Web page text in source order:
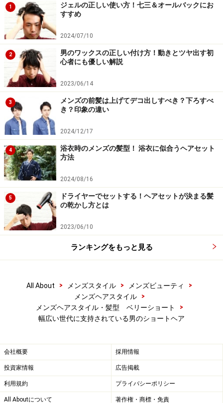
1
ジェルの正しい使い方！七三＆オールバックにお
すすめ
2024/07/10
2
男のワックスの正しい付け方！動きとツヤ出す初
心者にも優しい解説
2023/06/14
3
メンズの前髪は上げてデコ出しすべき？下ろすべ
き？印象の違い
2024/12/17
4
浴衣時のメンズの髪型！ 浴衣に似合うヘアセット
方法
2024/08/16
5
ドライヤーでセットする！ヘアセットが決まる髪
の乾かし方とは
2023/06/10
ランキングをもっと見る
All About > メンズスタイル > メンズビューティ
>
メンズヘアスタイル
>
メンズヘアスタイル・髪型 ベリーショート
>
幅広い世代に支持されている男のショートヘア
会社概要 採用情報
投資家情報 広告掲載
利用規約 プライバシーポリシー
All Aboutについて 著作権・商標・免責